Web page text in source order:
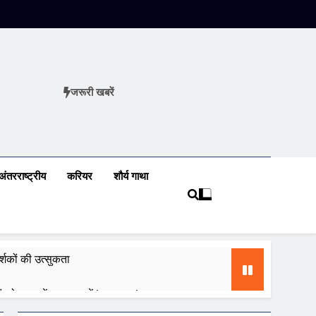
जरूरी खबरें
करियर शौर्य गाथा
की उत्सुकता
को ध्यान में रखकर करें innovation